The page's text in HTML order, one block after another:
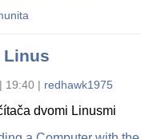
Linus
19:40 | redhawk1975
dvomi Linusmi